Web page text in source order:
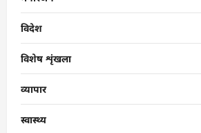
विदेश
विशेष शृंखला
व्यापार
स्वास्थ्य